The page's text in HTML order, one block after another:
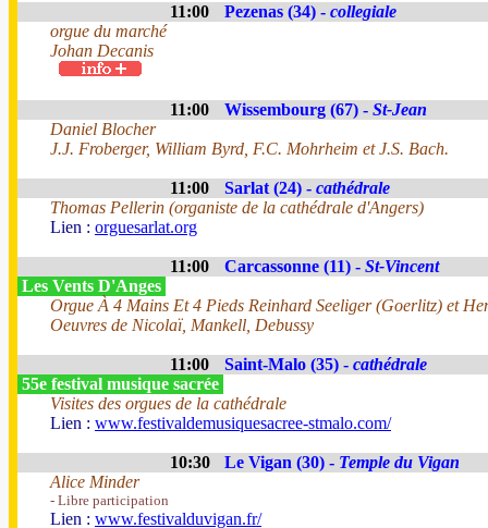
11:00 Pezenas (34) - collegiale
orgue du marché
Johan Decanis
11:00 Wissembourg (67) - St-Jean
Daniel Blocher
J.J. Froberger, William Byrd, F.C. Mohrheim et J.S. Bach.
11:00 Sarlat (24) - cathédrale
Thomas Pellerin (organiste de la cathédrale d'Angers)
Lien : orguesarlat.org
11:00 Carcassonne (11) - St-Vincent
Les Vents D'Anges
Orgue À 4 Mains Et 4 Pieds Reinhard Seeliger (Goerlitz) et
Oeuvres de Nicolaï, Mankell, Debussy
11:00 Saint-Malo (35) - cathédrale
55e festival musique sacrée
Visites des orgues de la cathédrale
Lien : www.festivaldemusiquesacree-stmalo.com/
10:30 Le Vigan (30) - Temple du Vigan
Alice Minder
- Libre participation
Lien : www.festivalduvigan.fr/